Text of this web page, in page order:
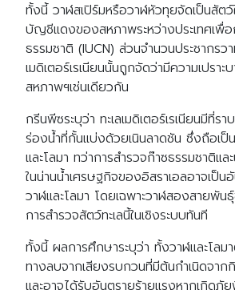
ทั้งนี้ วาฬสเปิร์มหรือวาฬหัวทุยจัดเป็นสัต
บัญชีแดงของสหภาพระหว่างประเทศเพื่
ธรรมชาติ (IUCN) ส่วนจำนวนประชากรวา
เมดิเตอร์เรเนียนนั้นถูกจัดว่ามีความเปรา
สหภาพฯเช่นเดียวกัน
กรีนพีซระบุว่า ทะเลเมดิเตอร์เรเนียนมีที่ร
ร่องน้ำที่กั้นแบ่งด้วยเนินลาดชัน ซึ่งถือเ
และโลมา ทว่าการสำรวจก๊าซธรรมชาติแล
ในน่านน้ำเศรษฐกิจของอิสราเอลอาจเป็
วาฬและโลมา โดยเฉพาะวาฬสองสายพั
การสำรวจสัตว์ทะเลนี้ในเชิงระบบทันที
ทั้งนี้ ผลการศึกษาระบุว่า ทั้งวาฬและโลม
ทางลบจากเสียงรบกวนที่มีต้นกำเนิดจา
และอาจได้รับอันตรายร้ายแรงหากเกิดภัย